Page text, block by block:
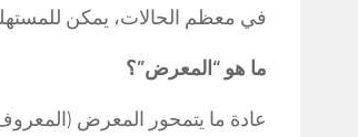
في معظم الحالات، يمكن
ما هو “المعرض”؟
عادة ما يتمحور المعرض